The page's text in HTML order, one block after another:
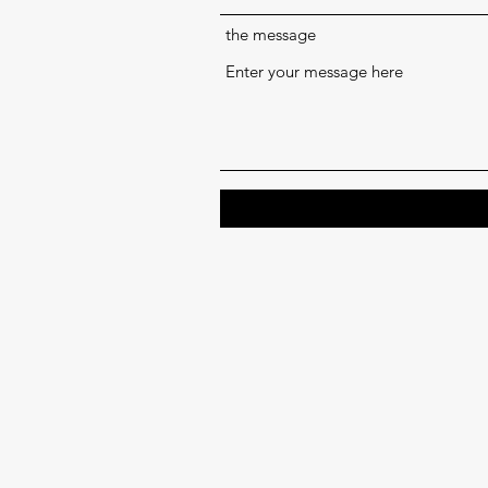
the message